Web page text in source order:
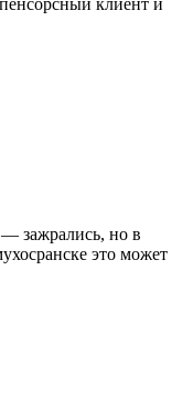
клиент и
зажрались, но в
это может